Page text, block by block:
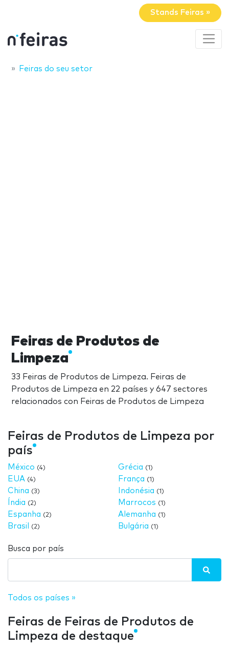
Stands Feiras »
Feiras do seu setor
Feiras de Produtos de
Limpeza
33 Feiras de Produtos de Limpeza. Feiras de
Produtos de Limpeza en 22 países y 647 sectores
relacionados con Feiras de Produtos de Limpeza
Feiras de Produtos de Limpeza por
país
México (4)
EUA (4)
China (3)
Índia (2)
Espanha (2)
Brasil (2)
Grécia (1)
França (1)
Indonésia (1)
Marrocos (1)
Alemanha (1)
Bulgária (1)
Busca por país
Todos os países »
Feiras de Feiras de Produtos de
Limpeza de destaque